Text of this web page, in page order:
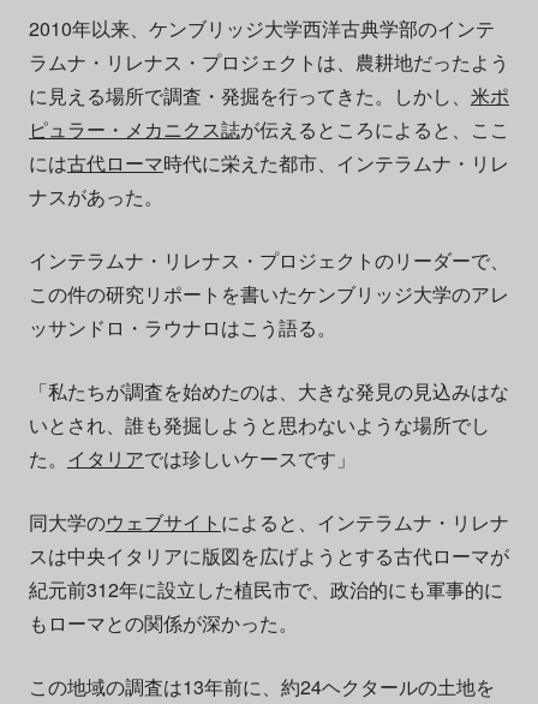
2010年以来、ケンブリッジ大学西洋古典学部のインテ
ラムナ・リレナス・プロジェクトは、農耕地だったよう
に見える場所で調査・発掘を行ってきた。しかし、 米ポ
ピュラー・メカニクス誌が伝えるところによると、ここ
には古代ローマ時代に栄えた都市、インテラムナ・リレ
ナスがあった。
インテラムナ・リレナス・プロジェクトのリーダーで、
この件の研究リポートを書いたケンブリッジ大学のアレ
ッサンドロ・ラウナロはこう語る。
「私たちが調査を始めたのは、大きな発見の見込みはな
いとされ、誰も発掘しようと思わないような場所でし
た。 イタリアでは珍しいケースです」
同大学のウェブサイト によると、インテラムナ・リレナ
スは中央イタリアに版図を広げようとする古代ローマが
紀元前312年に設立した植民市で、政治的にも軍事的に
もローマとの関係が深かった。
この地域の調査は13年前に、約24ヘクタールの土地を